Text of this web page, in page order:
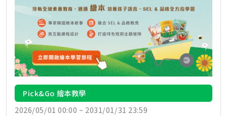
Pick&Go 繪本教學
2026/05/01 00:00 ~ 2031/01/31 23:59